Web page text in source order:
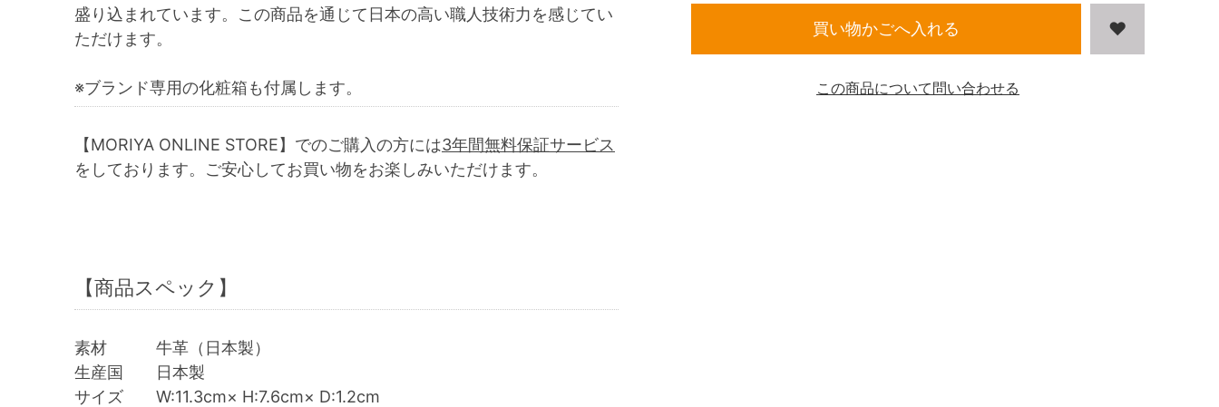
盛り込まれています。この商品を通じて日本の高い職人技術力を感じてい
ただけます。
※ブランド専用の化粧箱も付属します。
【MORIYA ONLINE STORE】でのご購入の方には3年間無料保証サービス
をしております。ご安心してお買い物をお楽しみいただけます。
【商品スペック】
素材 牛革（日本製）
生産国 日本製
サイズ W:11.3cm× H:7.6cm× D:1.2cm
買い物かごへ入れる
この商品について問い合わせる